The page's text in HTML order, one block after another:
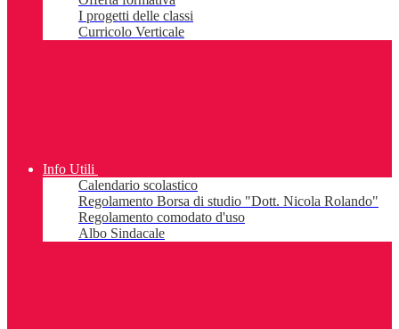
I progetti delle classi
Curricolo Verticale
Info Utili
Calendario scolastico
Regolamento Borsa di studio "Dott. Nicola Rolando"
Regolamento comodato d'uso
Albo Sindacale